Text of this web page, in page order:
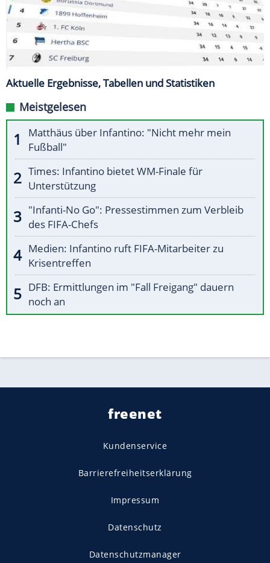
Aktuelle Ergebnisse, Tabellen und Statistiken
Meistgelesen
Matthäus über Infantino: "Nicht mehr mein
Fußball"
Times: Infantino bietet WM-Finale für
Unterstützung
"Infanti-No Go": Pressestimmen zum Verbleib
des FIFA-Chefs
Medien: Infantino ruft FIFA-Mitarbeiter zu
Krisentreffen
DFB: Ermittlungen im "Fall Freigang" dauern
noch an
freenet
Kundenservice
Barrierefreiheitserklärung
Impressum
Datenschutz
Datenschutzmanager